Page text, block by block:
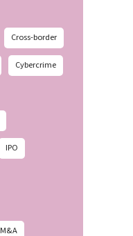
Cross-border
Cybercrime
IPO
M&A